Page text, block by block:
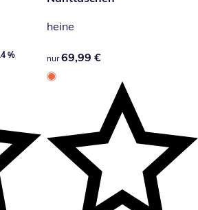
€, vorheriger Preis: 69,99 €
%
heine
69,99 €
nur 69,99 €